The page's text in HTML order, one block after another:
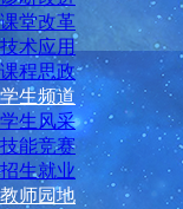
课堂改革
技术应用
课程思政
学生频道
学生风采
技能竞赛
招生就业
教师园地